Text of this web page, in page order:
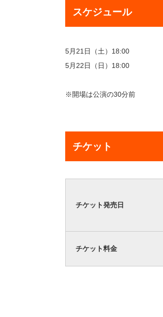
スケジュール
5月21日（土）18:00
5月22日（日）18:00
※開場は公演の30分前
チケット
チケット発売日
チケット料金